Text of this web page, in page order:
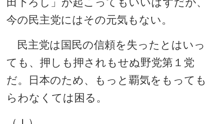
今の民主党にはその元気もない。
民主党は国民の信頼を失ったとはいっ
ても、押しも押されもせぬ野党第１党
だ。日本のため、もっと覇気をもっても
らわなくては困る。